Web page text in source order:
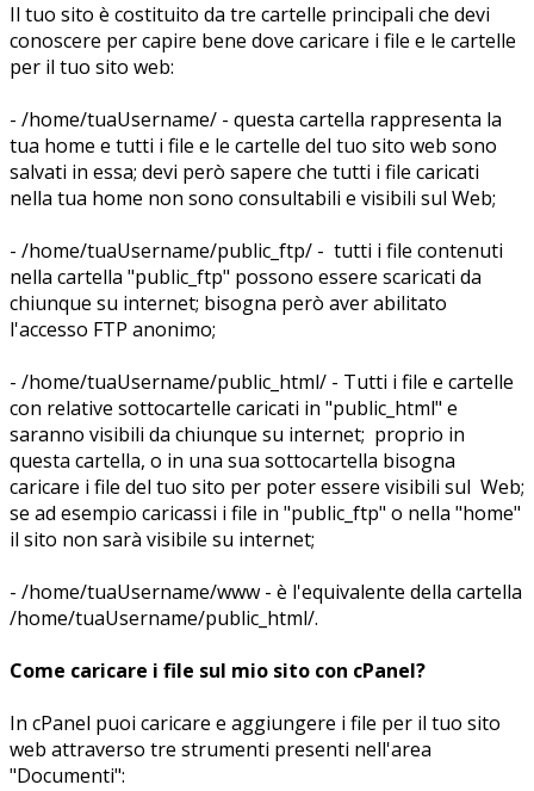
Il tuo sito è costituito da tre cartelle principali che devi
conoscere per capire bene dove caricare i file e le cartelle
per il tuo sito web:
- /home/tuaUsername/ - questa cartella rappresenta la
tua home e tutti i file e le cartelle del tuo sito web sono
salvati in essa; devi però sapere che tutti i file caricati
nella tua home non sono consultabili e visibili sul Web;
- /home/tuaUsername/public_ftp/ - tutti i file contenuti
nella cartella "public_ftp" possono essere scaricati da
chiunque su internet; bisogna però aver abilitato
l'accesso FTP anonimo;
- /home/tuaUsername/public_html/ - Tutti i file e cartelle
con relative sottocartelle caricati in "public_html" e
saranno visibili da chiunque su internet; proprio in
questa cartella, o in una sua sottocartella bisogna
caricare i file del tuo sito per poter essere visibili sul Web;
se ad esempio caricassi i file in "public_ftp" o nella "home"
il sito non sarà visibile su internet;
- /home/tuaUsername/www - è l'equivalente della cartella
/home/tuaUsername/public_html/.
Come caricare i file sul mio sito con cPanel?
In cPanel puoi caricare e aggiungere i file per il tuo sito
web attraverso tre strumenti presenti nell'area
"Documenti":